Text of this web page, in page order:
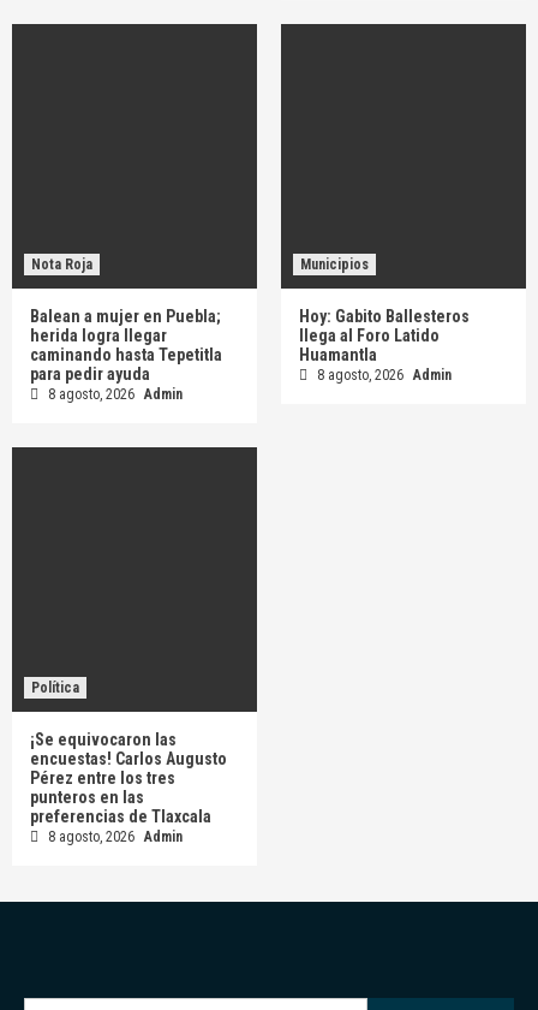
Nota Roja
Balean a mujer en Puebla;
herida logra llegar
caminando hasta Tepetitla
para pedir ayuda
8 agosto, 2026 Admin
Municipios
Hoy: Gabito Ballesteros
llega al Foro Latido
Huamantla
8 agosto, 2026 Admin
Política
¡Se equivocaron las
encuestas! Carlos Augusto
Pérez entre los tres
punteros en las
preferencias de Tlaxcala
8 agosto, 2026 Admin